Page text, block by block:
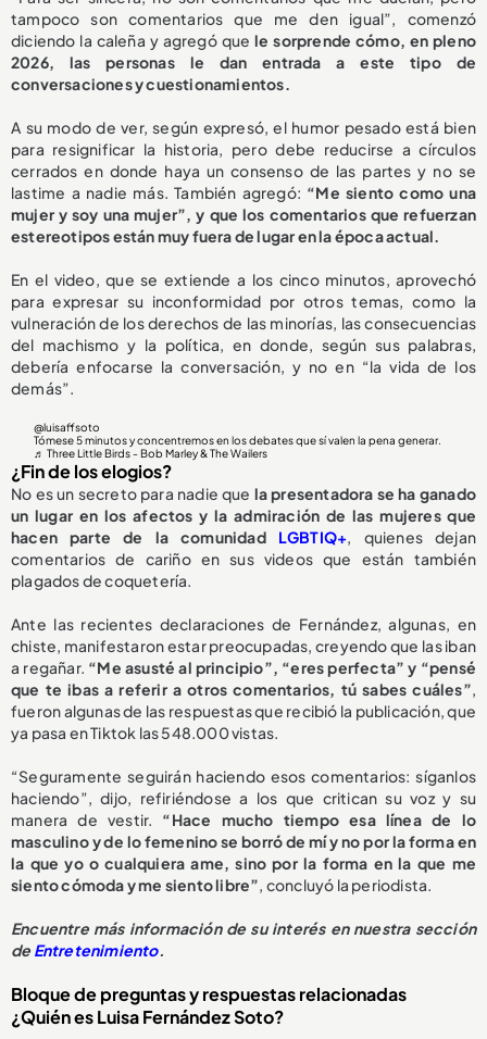
tampoco son comentarios que me den igual”, comenzó
diciendo la caleña y agregó quele sorprende cómo, en pleno
2026, las personas le dan entrada a este tipo de
conversaciones y cuestionamientos.
A su modo de ver, según expresó, el humor pesado está bien
para resignificar la historia, pero debe reducirse a círculos
cerrados en donde haya un consenso de las partes y no se
lastime a nadie más. También agregó: “Me siento como una
mujer y soy una mujer”, y que los comentarios que refuerzan
estereotipos están muy fuera de lugar en la época actual.
En el video, que se extiende a los cinco minutos, aprovechó
para expresar su inconformidad por otros temas, como la
vulneración de los derechos de las minorías, las consecuencias
del machismo y la política, en donde, según sus palabras,
debería enfocarse la conversación, y no en “la vida de los
demás”.
@luisaffsoto
Tómese 5 minutos y concentremos en los debates que sí valen la pena generar.
♬ Three Little Birds - Bob Marley & The Wailers
¿Fin de los elogios?
No es un secreto para nadie que la presentadora se ha ganado
un lugar en los afectos y la admiración de las mujeres que
hacen parte de la comunidad LGBTIQ+, quienes dejan
comentarios de cariño en sus videos que están también
plagados de coquetería.
Ante las recientes declaraciones de Fernández, algunas, en
chiste, manifestaron estar preocupadas, creyendo que las iban
a regañar. “Me asusté al principio”, “eres perfecta” y “pensé
que te ibas a referir a otros comentarios, tú sabes cuáles”,
fueron algunas de las respuestas que recibió la publicación, que
ya pasa en Tiktok las 548.000 vistas.
“Seguramente seguirán haciendo esos comentarios: síganlos
haciendo”, dijo, refiriéndose a los que critican su voz y su
manera de vestir. “Hace mucho tiempo esa línea de lo
masculino y de lo femenino se borró de mí y no por la forma en
la que yo o cualquiera ame, sino por la forma en la que me
siento cómoda y me siento libre”, concluyó la periodista.
Encuentre más información de su interés en nuestra sección
deEntretenimiento.
Bloque de preguntas y respuestas relacionadas
¿Quién es Luisa Fernández Soto?